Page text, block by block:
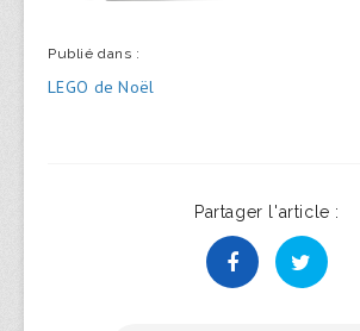
Publié dans :
Navigation
LEGO de Noël
Partager l'article :